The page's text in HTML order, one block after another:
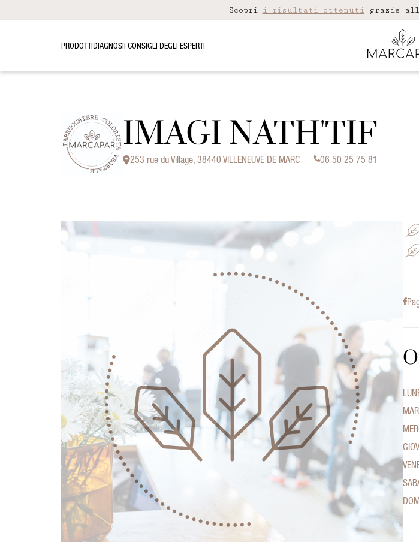
Scopri i risultati ottenutigrazie alle
PRODOTTI DIAGNOSI I CONSIGLI DEGLI ESPERTI
IMAGI NATH'TIF
253 rue du Village, 38440 VILLENEUVE DE MARC 06 50 25 75 81